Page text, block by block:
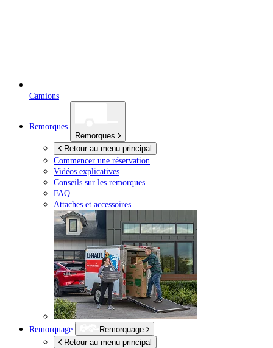
Camions
Remorques
Remorques
Retour au menu principal
Commencer une réservation
Vidéos explicatives
Conseils sur les remorques
FAQ
Attaches et accessoires
Remorquage
Remorquage
Retour au menu principal